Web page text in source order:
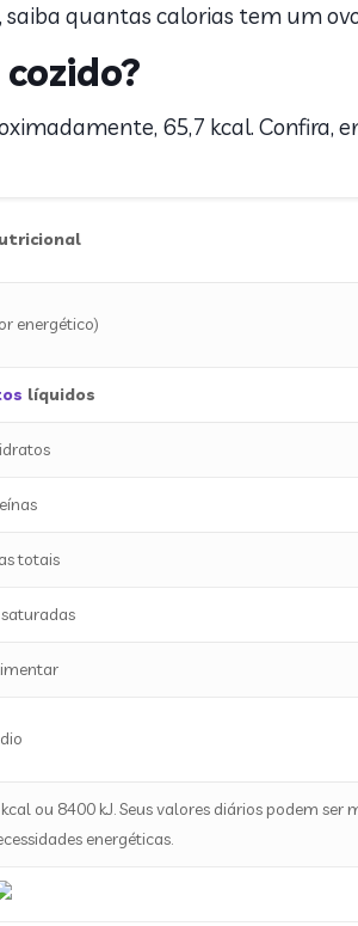
quantas calorias tem um
65,7 kcal. Confira,
energético)
líquidos
totais
ou 8400 kJ. Seus valores diários podem ser
energéticas.